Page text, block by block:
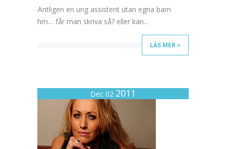
Äntligen en ung assistent utan egna barn
hm… får man skriva så? eller kan...
LÄS MER
Dec 02 2011